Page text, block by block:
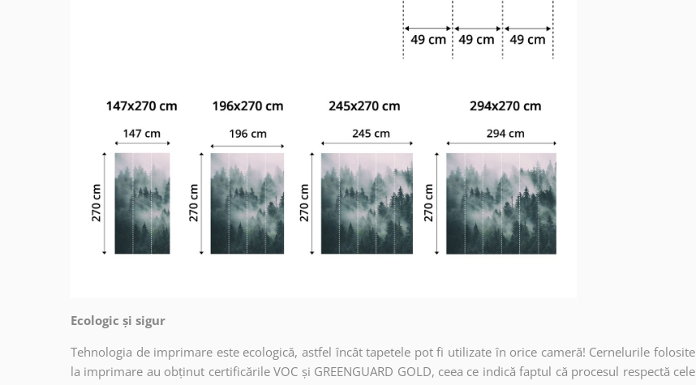
Ecologic și sigur
Tehnologia de imprimare este ecologică, astfel încât tapetele pot fi utilizate în orice cameră! Cernelurile folosite
la imprimare au obținut certificările VOC și GREENGUARD GOLD, ceea ce indică faptul că procesul respectă cele